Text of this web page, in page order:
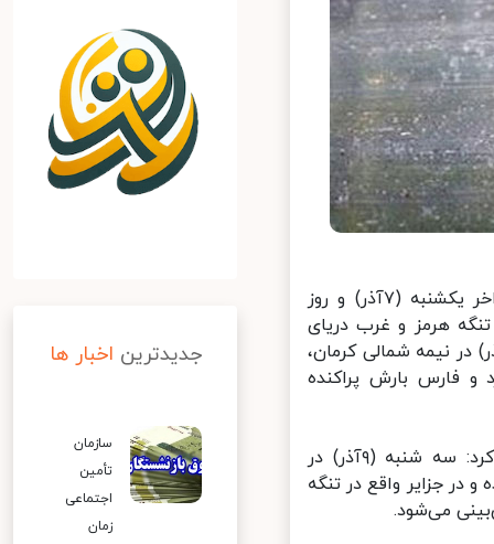
صادق ضیاییان افزود: بر اساس تحلیل آخرین نقشه‌های پیش‌یابی از اواخر یکشنبه (۷آذر) و روز
تنگه هرمز و غرب دریای
رعد و برق و وزش باد شدید موقت و در روز دوشنبه (۸ آذر) در نیمه شمالی کرمان،
فارس بارش پراکنده
رئیس مرکز ملی پیش‌بینی و مدیریت بحران مخاطرات وضع هوا اضافه کرد: سه شنبه (۹آذر) در
جزایر واقع در تنگه
می‌شود.
جدیدترین اخبار ها
سازمان
تأمین
اجتماعی
زمان